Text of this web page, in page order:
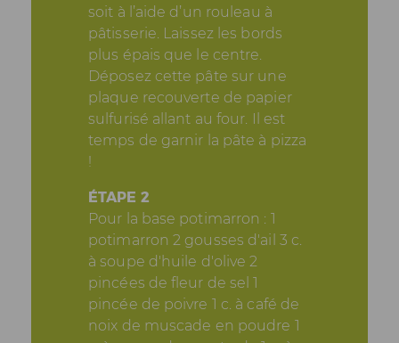
soit à l’aide d’un rouleau à
pâtisserie. Laissez les bords
plus épais que le centre.
Déposez cette pâte sur une
plaque recouverte de papier
sulfurisé allant au four. Il est
temps de garnir la pâte à pizza
!
ÉTAPE 2
Pour la base potimarron : 1
potimarron 2 gousses d'ail 3 c.
à soupe d'huile d'olive 2
pincées de fleur de sel 1
pincée de poivre 1 c. à café de
noix de muscade en poudre 1